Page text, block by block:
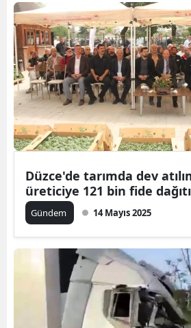
Düzce'de tarımda dev
üreticiye 121 bin fide
Gündem 14 Mayıs 2025